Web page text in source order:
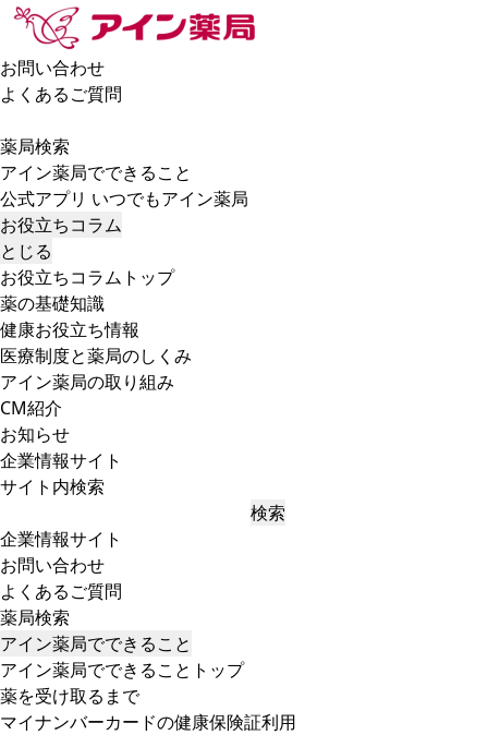
お問い合わせ
よくあるご質問
薬局検索
アイン薬局でできること
公式アプリ いつでもアイン薬局
お役立ちコラム
とじる
お役立ちコラムトップ
薬の基礎知識
健康お役立ち情報
医療制度と薬局のしくみ
アイン薬局の取り組み
CM紹介
お知らせ
企業情報サイト
サイト内検索
検索
企業情報サイト
お問い合わせ
よくあるご質問
薬局検索
アイン薬局でできること
アイン薬局でできることトップ
薬を受け取るまで
マイナンバーカードの健康保険証利用